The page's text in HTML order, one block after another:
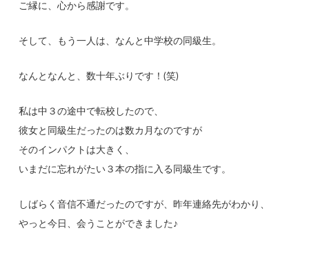
ご縁に、心から感謝です。
そして、もう一人は、なんと中学校の同級生。
なんとなんと、数十年ぶりです！(笑)
私は中３の途中で転校したので、
彼女と同級生だったのは数カ月なのですが
そのインパクトは大きく、
いまだに忘れがたい３本の指に入る同級生です。
しばらく音信不通だったのですが、昨年連絡先がわかり、
やっと今日、会うことができました♪